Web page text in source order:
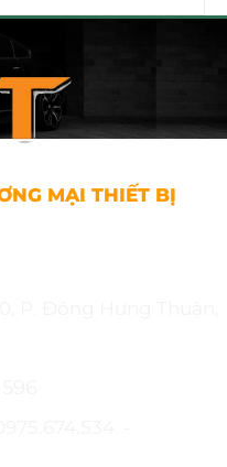
MẠI THIẾT BỊ